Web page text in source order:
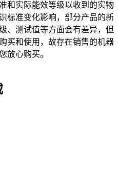
和实际能效等级以收到的实物
标准变化影响，部分产品的新
、测试值等方面会有差异，但
买和使用，故存在销售的机器
放心购买。